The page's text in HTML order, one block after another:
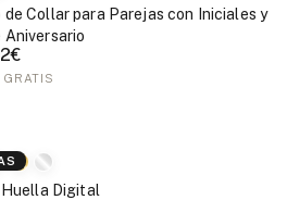
de Collar para Parejas con Iniciales y
Aniversario
GRATIS
Digital